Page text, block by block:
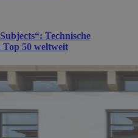
Technische
50 weltweit